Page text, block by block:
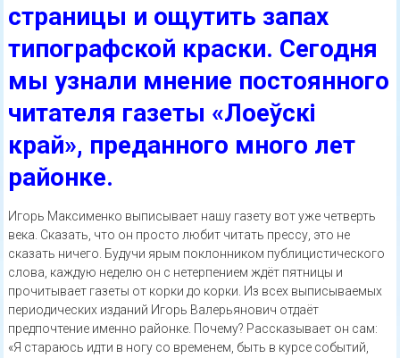
страницы и ощутить запах
типографской краски. Сегодня
мы узнали мнение постоянного
читателя газеты «Лоеўскі
край», преданного много лет
районке.
Игорь Максименко выписывает нашу газету вот уже четверть
века. Сказать, что он просто любит читать прессу, это не
сказать ничего. Будучи ярым поклонником публицистического
слова, каждую неделю он с нетерпением ждёт пятницы и
прочитывает газеты от корки до корки. Из всех выписываемых
периодических изданий Игорь Валерьянович отдаёт
предпочтение именно районке. Почему? Рассказывает он сам:
«Я стараюсь идти в ногу со временем, быть в курсе событий,